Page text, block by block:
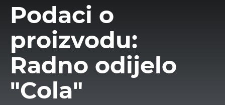
Podaci o
proizvodu:
Radno odijelo
"Cola"